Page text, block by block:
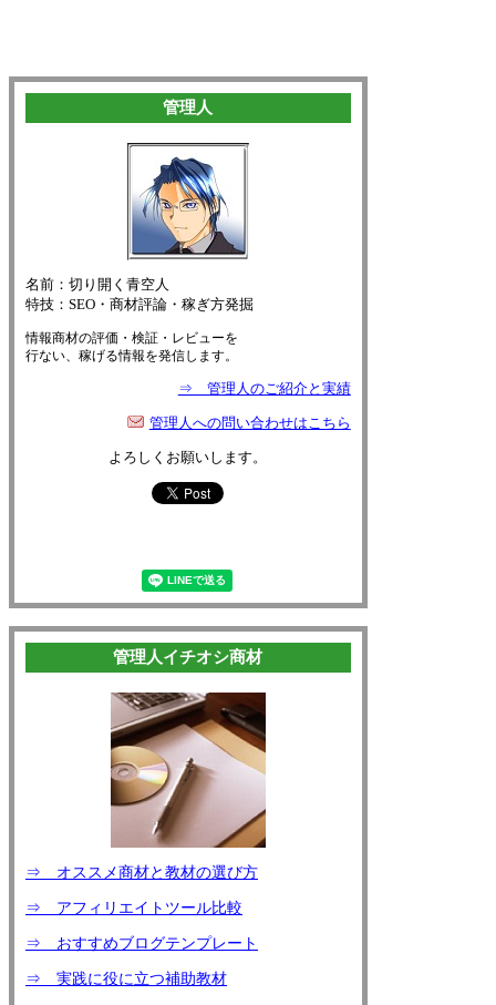
管理人
名前：切り開く青空人
特技：SEO・商材評論・稼ぎ方発掘
情報商材の評価・検証・レビューを
行ない、稼げる情報を発信します。
⇒ 管理人のご紹介と実績
管理人への問い合わせはこちら
よろしくお願いします。
管理人イチオシ商材
⇒ オススメ商材と教材の選び方
⇒ アフィリエイトツール比較
⇒ おすすめブログテンプレート
⇒ 実践に役に立つ補助教材